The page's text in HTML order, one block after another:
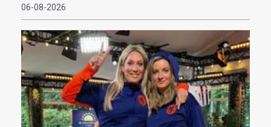
06-08-2026